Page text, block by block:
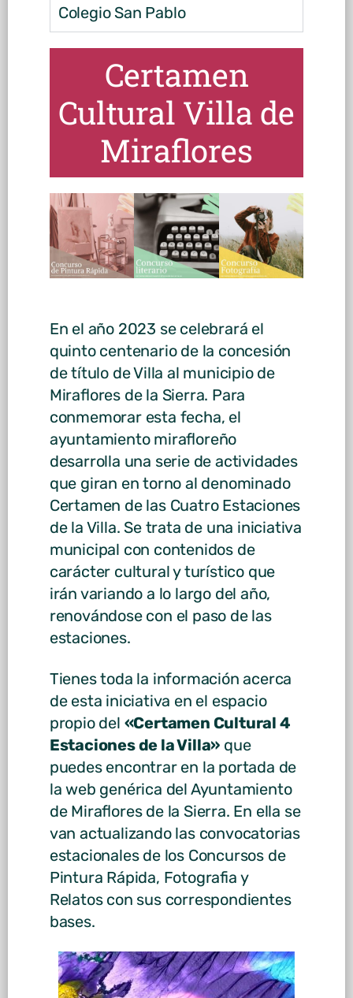
Colegio San Pablo
Certamen
Cultural Villa de
Miraflores
En el año 2023 se celebrará el
quinto centenario de la concesión
de título de Villa al municipio de
Miraflores de la Sierra. Para
conmemorar esta fecha, el
ayuntamiento mirafloreño
desarrolla una serie de actividades
que giran en torno al denominado
Certamen de las Cuatro Estaciones
de la Villa. Se trata de una iniciativa
municipal con contenidos de
carácter cultural y turístico que
irán variando a lo largo del año,
renovándose con el paso de las
estaciones.
Tienes toda la información acerca
de esta iniciativa en el espacio
propio del «Certamen Cultural 4
Estaciones de la Villa» que
puedes encontrar en la portada de
la web genérica del Ayuntamiento
de Miraflores de la Sierra. En ella se
van actualizando las convocatorias
estacionales de los Concursos de
Pintura Rápida, Fotografia y
Relatos con sus correspondientes
bases.